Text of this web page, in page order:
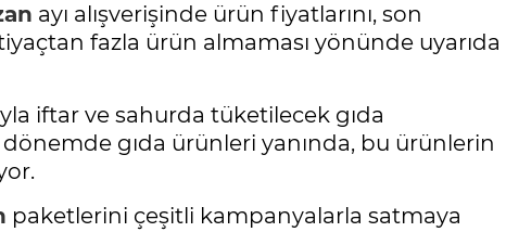
ayı alışverişinde ürün fiyatlarını, son
fazla ürün almaması yönünde uyarıda
iftar ve sahurda tüketilecek gıda
gıda ürünleri yanında, bu ürünlerin
paketlerini çeşitli kampanyalarla satmaya